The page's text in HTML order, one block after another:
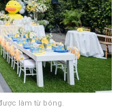
làm từ bóng.